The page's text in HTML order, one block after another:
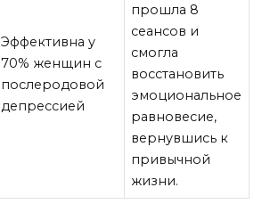
Эффективна у
70% женщин с
послеродовой
депрессией
прошла 8
сеансов и
смогла
восстановить
эмоциональное
равновесие,
вернувшись к
привычной
жизни.